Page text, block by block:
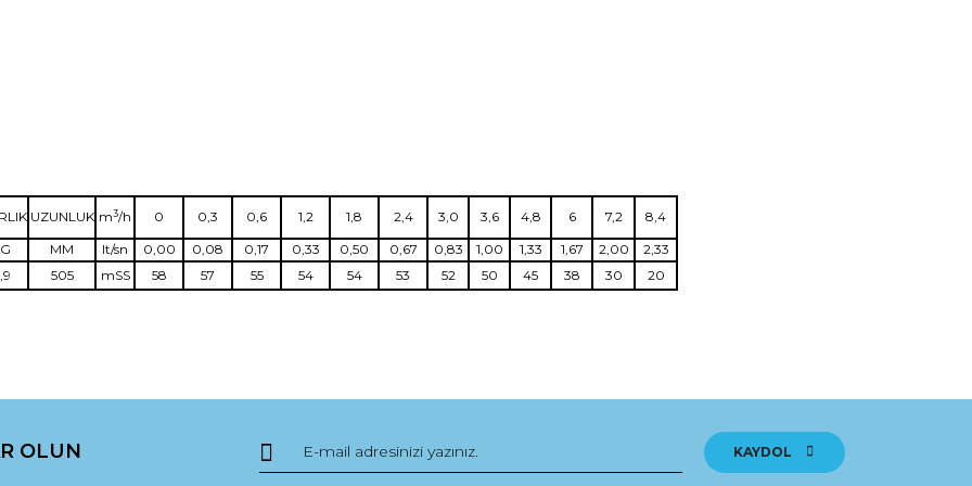
UZUNLUK m3/h 0 0,3 0,6 1,2 1,8 2,4 3,0 3,6 4,8 6 7,2
8,4
MM lt/sn 0,00 0,08 0,17 0,33 0,50 0,67 0,83 1,00 1,33 1,67 2,00
2,33
505 mSS 58 57 55 54 54 53 52 50 45 38 30 20
Yorum Yaz
OLUN KAYDOL